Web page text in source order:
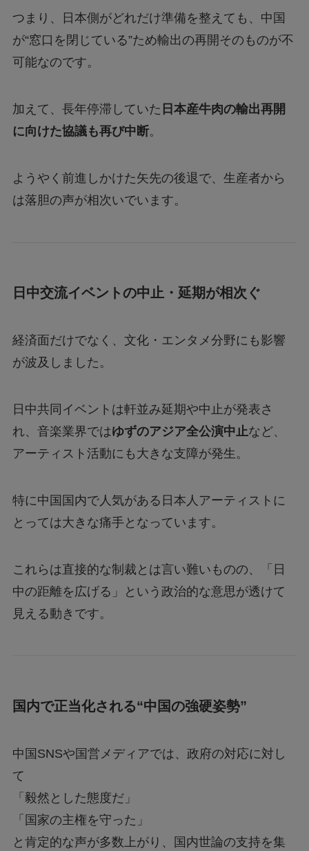
つまり、日本側がどれだけ準備を整えても、中国
が“窓口を閉じている”ため輸出の再開そのものが不
可能なのです。
加えて、長年停滞していた 日本産牛肉の輸出再開
に向けた協議も再び中断。
ようやく前進しかけた矢先の後退で、生産者から
は落胆の声が相次いでいます。
日中交流イベントの中止・延期が相次ぐ
経済面だけでなく、文化・エンタメ分野にも影響
が波及しました。
日中共同イベントは軒並み延期や中止が発表さ
れ、音楽業界ではゆずのアジア全公演中止など、
アーティスト活動にも大きな支障が発生。
特に中国国内で人気がある日本人アーティストに
とっては大きな痛手となっています。
これらは直接的な制裁とは言い難いものの、「日
中の距離を広げる」という政治的な意思が透けて
見える動きです。
国内で正当化される“中国の強硬姿勢”
中国SNSや国営メディアでは、政府の対応に対し
て
「毅然とした態度だ」
「国家の主権を守った」
と肯定的な声が多数上がり、国内世論の支持を集